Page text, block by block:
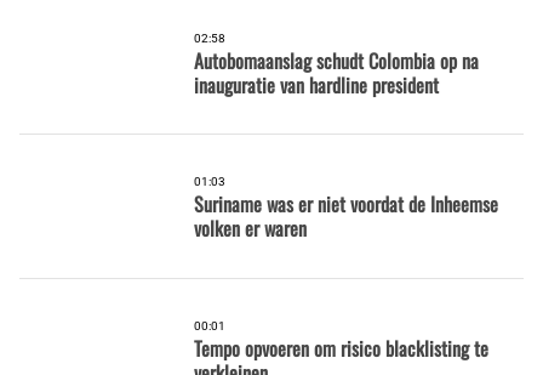
02:58
Autobomaanslag schudt Colombia op na
inauguratie van hardline president
01:03
Suriname was er niet voordat de Inheemse
volken er waren
00:01
Tempo opvoeren om risico blacklisting te